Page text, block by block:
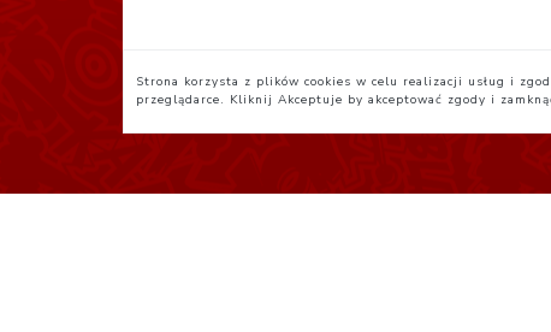
Strona korzysta z plików cookies w celu realizacji usług i
przeglądarce. Kliknij Akceptuje by akceptować zgody i